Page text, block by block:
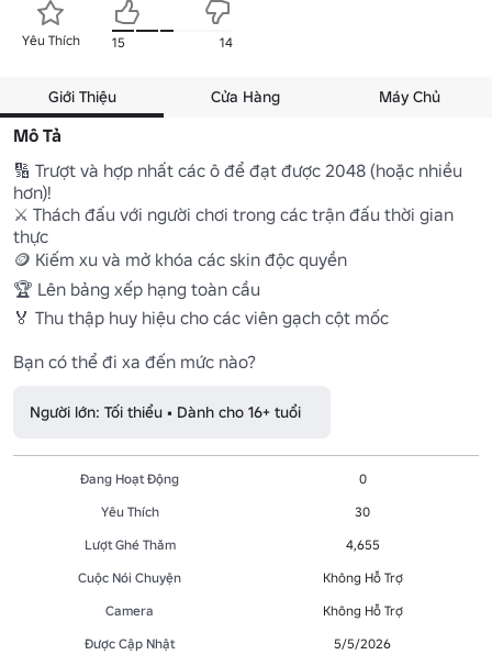
Yêu Thích 15 14
Giới Thiệu Cửa Hàng Máy Chủ
Mô Tả
🔢 Trượt và hợp nhất các ô để đạt được 2048 (hoặc nhiều
hơn)!
⚔️ Thách đấu với người chơi trong các trận đấu thời gian
thực
🪙 Kiếm xu và mở khóa các skin độc quyền
🏆 Lên bảng xếp hạng toàn cầu
🏅 Thu thập huy hiệu cho các viên gạch cột mốc
Bạn có thể đi xa đến mức nào?
Người lớn: Tối thiểu • Dành cho 16+ tuổi
Đang Hoạt Động
0
Yêu Thích
30
Lượt Ghé Thăm
4,655
Cuộc Nói Chuyện
Không Hỗ Trợ
Camera
Không Hỗ Trợ
Được Cập Nhật
5/5/2026